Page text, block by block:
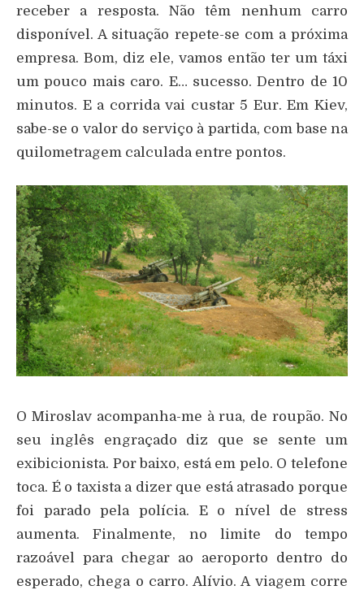
receber a resposta. Não têm nenhum carro
disponível. A situação repete-se com a próxima
empresa. Bom, diz ele, vamos então ter um táxi
um pouco mais caro. E… sucesso. Dentro de 10
minutos. E a corrida vai custar 5 Eur. Em Kiev,
sabe-se o valor do serviço à partida, com base na
quilometragem calculada entre pontos.
O Miroslav acompanha-me à rua, de roupão. No
seu inglês engraçado diz que se sente um
exibicionista. Por baixo, está em pelo. O telefone
toca. É o taxista a dizer que está atrasado porque
foi parado pela polícia. E o nível de stress
aumenta. Finalmente, no limite do tempo
razoável para chegar ao aeroporto dentro do
esperado, chega o carro. Alívio. A viagem corre